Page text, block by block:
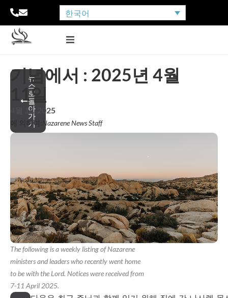
한국어
뉴
스
로
돌
아
가
기
기념에서 : 2025년 4월
11일
4월 16, 2025
에 의하여: Nazarene News Staff
The following is a weekly listing of Nazarene
ministers and leaders who recently went home
to be with the Lord. Notices were received from
7-11 April 2025.